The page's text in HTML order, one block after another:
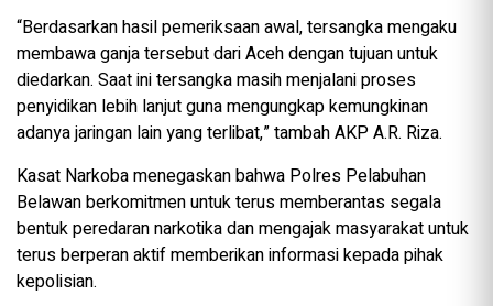
“Berdasarkan hasil pemeriksaan awal, tersangka mengaku
membawa ganja tersebut dari Aceh dengan tujuan untuk
diedarkan. Saat ini tersangka masih menjalani proses
penyidikan lebih lanjut guna mengungkap kemungkinan
adanya jaringan lain yang terlibat,” tambah AKP A.R. Riza.
Kasat Narkoba menegaskan bahwa Polres Pelabuhan
Belawan berkomitmen untuk terus memberantas segala
bentuk peredaran narkotika dan mengajak masyarakat untuk
terus berperan aktif memberikan informasi kepada pihak
kepolisian.